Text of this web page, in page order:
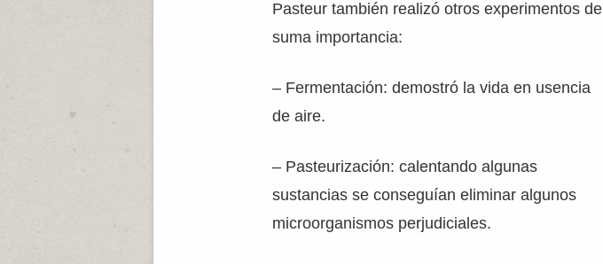
Pasteur también realizó otros experimentos de
suma importancia:
– Fermentación: demostró la vida en usencia
de aire.
– Pasteurización: calentando algunas
sustancias se conseguían eliminar algunos
microorganismos perjudiciales.